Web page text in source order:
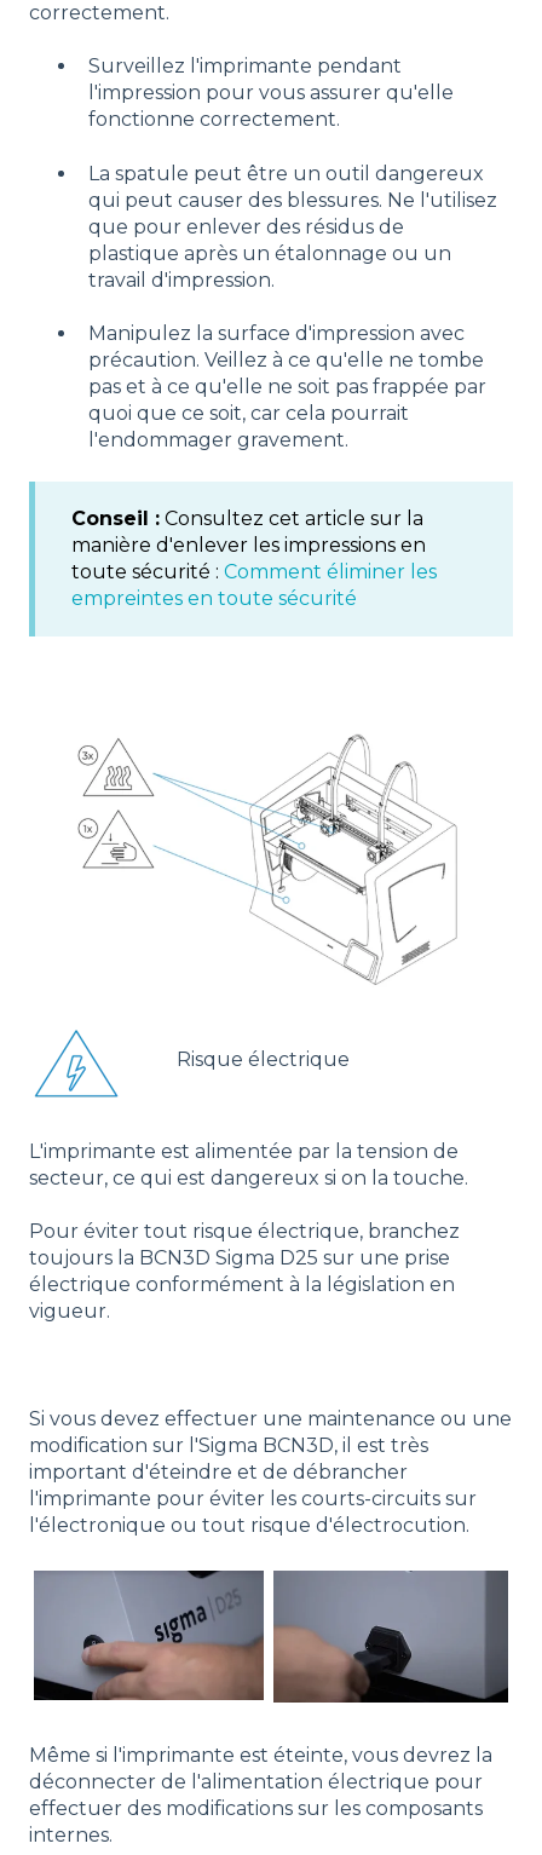
correctement.
Surveillez l'imprimante pendant
l'impression pour vous assurer qu'elle
fonctionne correctement.
La spatule peut être un outil dangereux
qui peut causer des blessures. Ne l'utilisez
que pour enlever des résidus de
plastique après un étalonnage ou un
travail d'impression.
Manipulez la surface d'impression avec
précaution. Veillez à ce qu'elle ne tombe
pas et à ce qu'elle ne soit pas frappée par
quoi que ce soit, car cela pourrait
l'endommager gravement.
Conseil : Consultez cet article sur la
manière d'enlever les impressions en
toute sécurité : Comment éliminer les
empreintes en toute sécurité
Risque électrique
L'imprimante est alimentée par la tension de
secteur, ce qui est dangereux si on la touche.
Pour éviter tout risque électrique, branchez
toujours la BCN3D Sigma D25 sur une prise
électrique conformément à la législation en
vigueur.
Si vous devez effectuer une maintenance ou une
modification sur l'Sigma BCN3D, il est très
important d'éteindre et de débrancher
l'imprimante pour éviter les courts-circuits sur
l'électronique ou tout risque d'électrocution.
Même si l'imprimante est éteinte, vous devrez la
déconnecter de l'alimentation électrique pour
effectuer des modifications sur les composants
internes.